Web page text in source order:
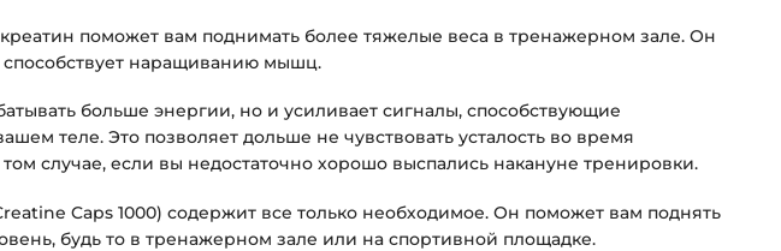
поможет вам поднимать более тяжелые веса в тренажерном зале. Он
способствует наращиванию мышц.
больше энергии, но и усиливает сигналы, способствующие
теле. Это позволяет дольше не чувствовать усталость во время
случае, если вы недостаточно хорошо выспались накануне тренировки.
Caps 1000) содержит все только необходимое. Он поможет вам поднять
будь то в тренажерном зале или на спортивной площадке.